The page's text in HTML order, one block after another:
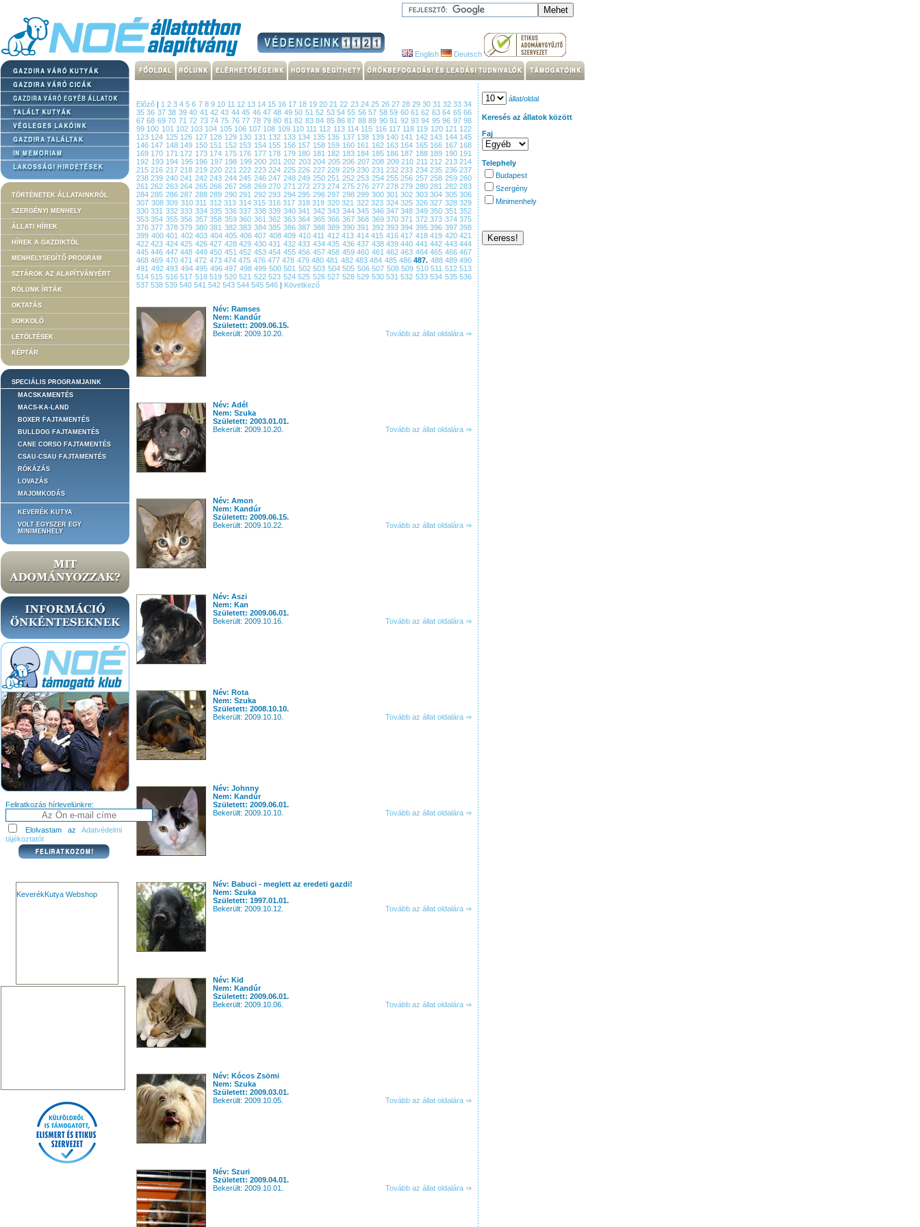
English Deutsch
TÖRTÉNETEK ÁLLATAINKRÓL
SZERGÉNYI MENHELY
ÁLLATI HÍREK
HÍREK A GAZDIKTÓL
MENHELYSEGÍTŐ PROGRAM
SZTÁROK AZ ALAPÍTVÁNYÉRT
RÓLUNK ÍRTÁK
OKTATÁS
SOKKOLÓ
LETÖLTÉSEK
KÉPTÁR
SPECIÁLIS PROGRAMJAINK
MACSKAMENTÉS
MACS-KA-LAND
BOXER FAJTAMENTÉS
BULLDOG FAJTAMENTÉS
CANE CORSO FAJTAMENTÉS
CSAU-CSAU FAJTAMENTÉS
RÓKÁZÁS
LOVAZÁS
MAJOMKODÁS
KEVERÉK KUTYA
VOLT EGYSZER EGY
MINIMENHELY
Feliratkozás hírlevelünkre:
Elolvastam az Adatvédelmi
tájékoztatót
KeverékKutya Webshop
Előző | 123456 7 8 9 10 11 12 13 14 15 16 17 18 19202122 23 24 25 26 27 28 29 30 31323334
3536 3738 3940 41 4243 4445 464748 4950 5152 535455 5657 5859 60 6162 6364 6566
6768 6970 7172 73 7475 7677 787980 8182 8384 858687 8889 9091 92 9394 9596 9798
99 100 101 102 103 104 105 106 107 108 109 110 111 112 113 114 115 116 117 118 119 120 121 122
123 124 125 126 127 128 129 130 131 132 133 134 135 136 137 138 139 140 141 142 143 144 145
146 147 148 149 150 151 152 153 154 155 156 157 158 159 160 161 162 163 164 165 166 167 168
169 170 171 172 173 174 175 176 177 178 179 180 181 182 183 184 185 186 187 188 189 190 191
192 193 194 195 196 197 198 199 200 201 202 203 204 205 206 207 208 209 210 211 212 213 214
215216 217218 219220 221222 223224 225226 227228 229230 231 232233 234235 236237
238239 240241 242243 244245 246247 248249 250251 252253 254 255256 257258 259260
261262 263264 265266 267268 269270 271272 273274 275276 277 278279 280281 282283
284285 286287 288289 290291 292293 294295 296297 298299 300 301302 303304 305306
307 308 309 310 311 312 313 314 315 316 317 318 319 320 321 322 323 324 325 326 327 328 329
330331 332333 334335 336337 338339 340341 342343 344345 346 347348 349350 351352
353354 355356 357358 359360 361362 363364 365366 367368 369 370371 372373 374375
376377 378379 380381 382383 384385 386387 388389 390391 392 393394 395396 397398
399 400 401 402 403 404 405 406 407 408 409 410 411 412 413 414 415 416 417 418 419 420 421
422423 424425 426427 428429 430431 432433 434435 436437 438 439440 441442 443444
445446 447448 449450 451452 453454 455456 457458 459460 461 462463 464465 466467
468469 470 471472 473 474475 476 477478 479 480481 482 483484 485 486487. 488 489490
491 492 493 494 495 496 497 498 499 500 501 502 503 504 505 506 507 508 509 510 511 512 513
514515 516517 518519 520521 522523 524525 526527 528529 530 531532 533534 535536
537 538 539 540 541 542 543 544 545 546 | Következő
Név: Ramses
Nem: Kandúr
Született: 2009.06.15.
Bekerült: 2009.10.20.
Tovább az állat oldalára ⇒
Név: Adél
Nem: Szuka
Született: 2003.01.01.
Bekerült: 2009.10.20.
Tovább az állat oldalára ⇒
Név: Amon
Nem: Kandúr
Született: 2009.06.15.
Bekerült: 2009.10.22.
Tovább az állat oldalára ⇒
Név: Aszi
Nem: Kan
Született: 2009.06.01.
Bekerült: 2009.10.16.
Tovább az állat oldalára ⇒
Név: Rota
Nem: Szuka
Született: 2008.10.10.
Bekerült: 2009.10.10.
Tovább az állat oldalára ⇒
Név: Johnny
Nem: Kandúr
Született: 2009.06.01.
Bekerült: 2009.10.10.
Tovább az állat oldalára ⇒
Név: Babuci - meglett az eredeti gazdi!
Nem: Szuka
Született: 1997.01.01.
Bekerült: 2009.10.12.
Tovább az állat oldalára ⇒
Név: Kid
Nem: Kandúr
Született: 2009.06.01.
Bekerült: 2009.10.06.
Tovább az állat oldalára ⇒
Név: Kócos Zsömi
Nem: Szuka
Született: 2009.03.01.
Bekerült: 2009.10.05.
Tovább az állat oldalára ⇒
Név: Szuri
Született: 2009.04.01.
Bekerült: 2009.10.01.
Tovább az állat oldalára ⇒
állat/oldal
Keresés az állatok között
Faj
Telephely
Budapest
Szergény
Minimenhely